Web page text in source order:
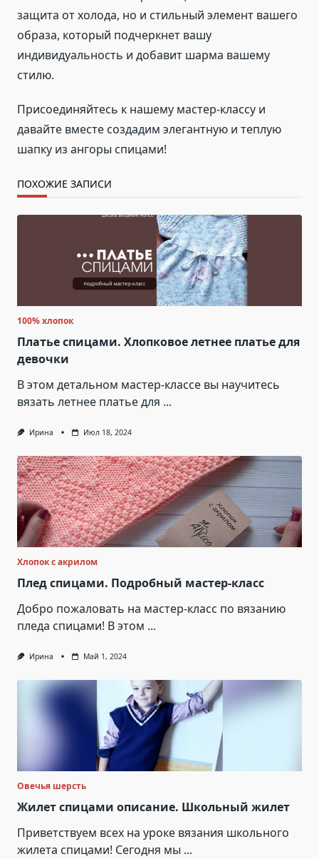
защита от холода, но и стильный элемент вашего
образа, который подчеркнет вашу
индивидуальность и добавит шарма вашему
стилю.
Присоединяйтесь к нашему мастер-классу и
давайте вместе создадим элегантную и теплую
шапку из ангоры спицами!
ПОХОЖИЕ ЗАПИСИ
100% хлопок
Платье спицами. Хлопковое летнее платье для
девочки
В этом детальном мастер-классе вы научитесь
вязать летнее платье для ...
Ирина Июл 18, 2024
Хлопок с акрилом
Плед спицами. Подробный мастер-класс
Добро пожаловать на мастер-класс по вязанию
пледа спицами! В этом ...
Ирина Май 1, 2024
Овечья шерсть
Жилет спицами описание. Школьный жилет
Приветствуем всех на уроке вязания школьного
жилета спицами! Сегодня мы ...